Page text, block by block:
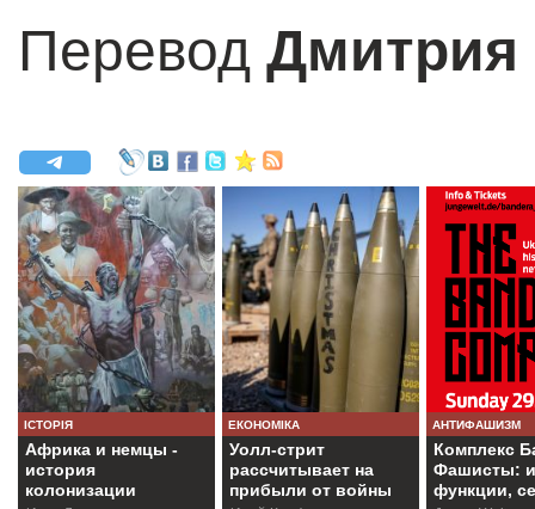
Перевод Дмитрия
ІСТОРІЯ
Африка и немцы -
история
колонизации
ЕКОНОМІКА
Уолл-стрит
рассчитывает на
прибыли от войны
АНТИФАШИЗМ
Комплекс
Фашисты:
функции,